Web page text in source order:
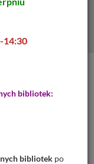
I-IV
:
14:30
bibliotek:
bibliotek po